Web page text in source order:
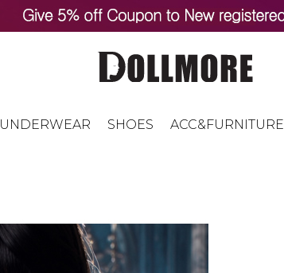
UNDERWEAR SHOES ACC&FURNITURE